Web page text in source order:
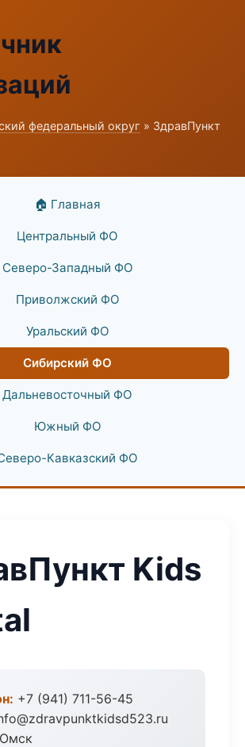
федеральный округ » ЗдравПункт
🏠 Главная
Центральный ФО
Северо-Западный ФО
Приволжский ФО
Уральский ФО
Сибирский ФО
Дальневосточный ФО
Южный ФО
Кавказский ФО
Kids
+7 (941) 711-56-45
Омск